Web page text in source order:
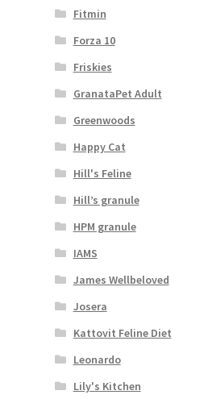
Fitmin
Forza 10
Friskies
GranataPet Adult
Greenwoods
Happy Cat
Hill's Feline
Hill’s granule
HPM granule
IAMS
James Wellbeloved
Josera
Kattovit Feline Diet
Leonardo
Lily's Kitchen